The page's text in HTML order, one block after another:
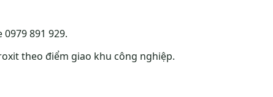
891 929.
theo điểm giao khu công nghiệp.